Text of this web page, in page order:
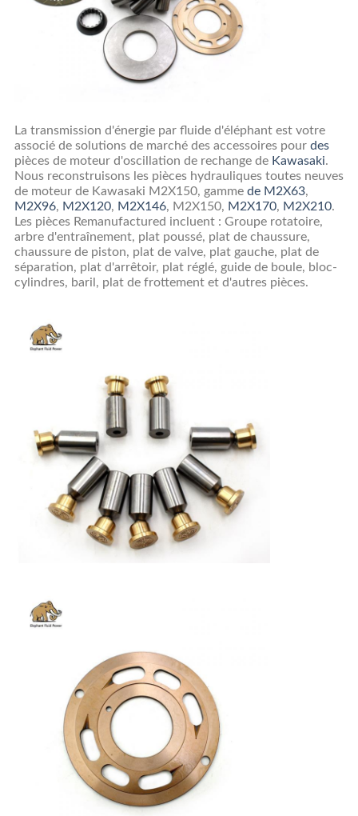
La transmission d'énergie par fluide d'éléphant est votre
associé de solutions de marché des accessoires pourdes
piècesde moteur d'oscillation de rechange de Kawasaki.
Nous reconstruisons les pièces hydrauliquestoutes neuves
de moteur de Kawasaki M2X150, gammede M2X63,
M2X96, M2X120, M2X146, M2X150, M2X170, M2X210.
Les pièces Remanufactured incluent : Groupe rotatoire,
arbre d'entraînement, plat poussé, plat de chaussure,
chaussure de piston, plat de valve, plat gauche, plat de
séparation, plat d'arrêtoir, plat réglé, guide de boule, bloc-
cylindres, baril, plat de frottement et d'autres pièces.